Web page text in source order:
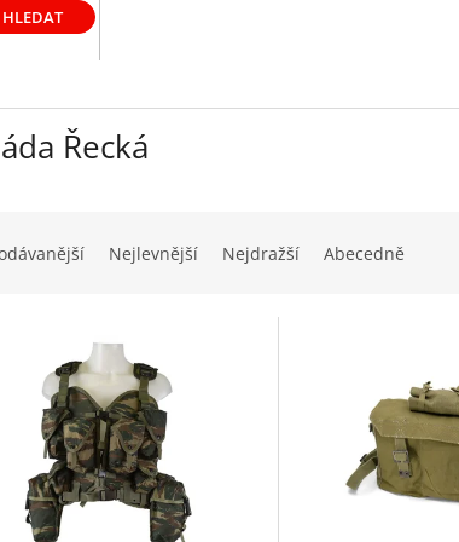
HLEDAT
Řecká
Nejlevnější Nejdražší Abecedně